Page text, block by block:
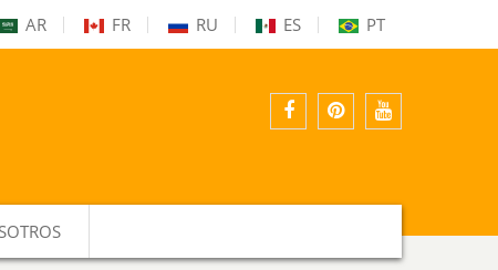
AR FR RU ES PT